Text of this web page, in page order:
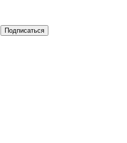
Подписаться